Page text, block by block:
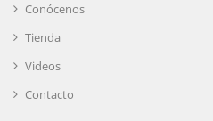
Conócenos
Tienda
Videos
Contacto